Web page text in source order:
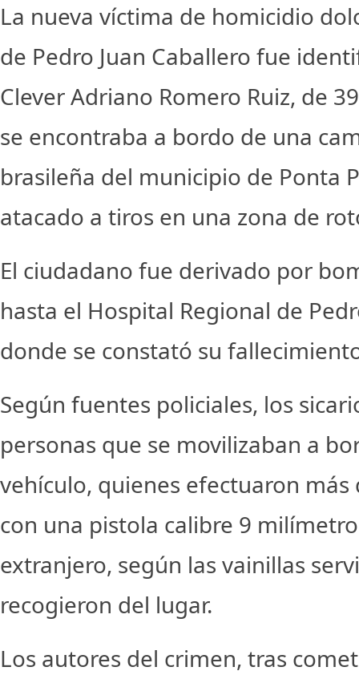
La nueva víctima de homicidio
de Pedro Juan Caballero fue
Clever Adriano Romero Ruiz, de
se encontraba a bordo de una
brasileña del municipio de Ponta
atacado a tiros en una zona de
El ciudadano fue derivado por
hasta el Hospital Regional de
donde se constató su
Según fuentes policiales, los
personas que se movilizaban a
vehículo, quienes efectuaron más
con una pistola calibre 9
extranjero, según las vainillas
recogieron del lugar.
Los autores del crimen, tras